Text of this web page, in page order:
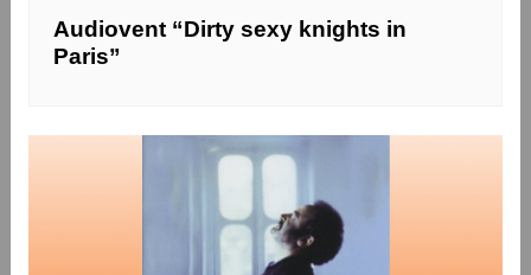
Audiovent “Dirty sexy knights in
Paris”